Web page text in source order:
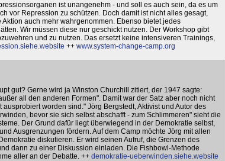
ist unangenehm - und soll es auch sein, da es um
vor Repression zu schützen. Doch damit ist nicht alles gesagt,
auch mehr wahrgenommen. Ebenso bietet jedes
Wir müssen diese nur geschickt nutzen. Der Workshop gibt
und zu nutzen. Das ersetzt keine intensiveren Trainings,
++ www.system-change-camp.org
gut? Gerne wird ja Winston Churchill zitiert, der 1947 sagte:
all den anderen Formen". Damit war der Satz aber noch nicht
worden sind." Jörg Bergstedt, Aktivist und Autor des
bevor sie sich selbst abschafft - zum Schlimmeren" sieht die
Der Grund dafür liegt überwiegend in der Demokratie selbst,
Ausgrenzungen fördern. Auf dem Camp möchte Jörg mit allen
diskutieren. Er wird seinen Aufruf, die Grenzen des
dann zu einer Diskussion einladen. Die Fishbowl-Methode
aller an der Debatte. ++ demokratie-ueberwinden.siehe.website